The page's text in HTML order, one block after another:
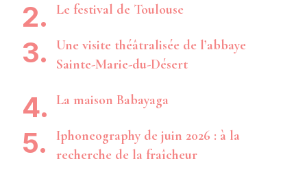
Le festival de Toulouse
Une visite théâtralisée de l’abbaye
Sainte-Marie-du-Désert
La maison Babayaga
Iphoneography de juin 2026 : à la
recherche de la fraîcheur